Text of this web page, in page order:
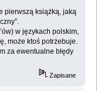
pierwszą książką, jaką
w językach polskim,
może ktoś potrżebuje.
za ewentualne błędy
Zapisane